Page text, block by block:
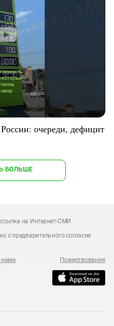
очереди, дефицит
БОЛЬШЕ
на Интернет-СМИ
с предварительного согласия
нами Пожертвования